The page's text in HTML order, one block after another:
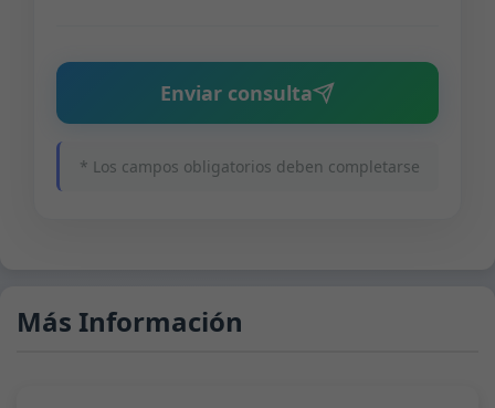
Enviar consulta
* Los campos obligatorios deben completarse
Más Información